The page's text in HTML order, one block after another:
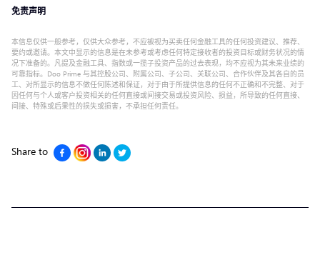
免责声明
本信息仅供一般参考，仅供大众参考，不应被视为买卖任何金融工具的任何投资建议、推荐、
要约或邀请。本文中显示的信息是在未参考或考虑任何特定接收者的投资目标或财务状况的情
况下准备的。凡提及金融工具、指数或一揽子投资产品的过去表现，均不应视为其未来业绩的
可靠指标。Doo Prime 与其控股公司、附属公司、子公司、关联公司、合作伙伴及其各自的员
工、对所显示的信息不做任何陈述和保证，对于由于所提供信息的任何不正确和不完整、对于
因任何与个人或客户投资相关的任何直接或间接交易或投资风险、损益，所导致的任何直接、
间接、特殊或后果性的损失或损害，不承担任何责任。
Share to